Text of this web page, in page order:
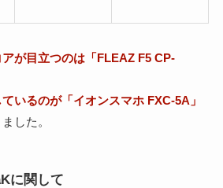
アが目立つのは「FLEAZ F5 CP-
いるのが「イオンスマホ FXC-5A」
した。
に関して